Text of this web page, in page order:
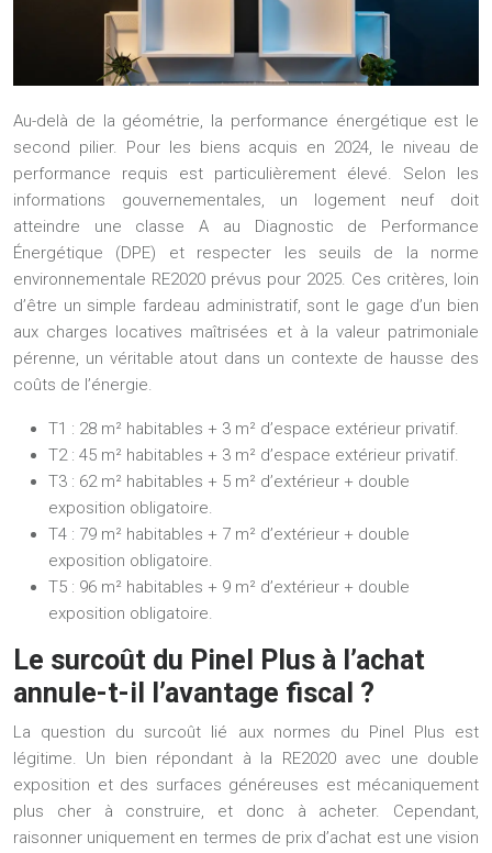
Au-delà de la géométrie, la performance énergétique est le
second pilier. Pour les biens acquis en 2024, le niveau de
performance requis est particulièrement élevé. Selon les
informations gouvernementales, un logement neuf doit
atteindre une classe A au Diagnostic de Performance
Énergétique (DPE) et respecter les seuils de la norme
environnementale RE2020 prévus pour 2025. Ces critères, loin
d’être un simple fardeau administratif, sont le gage d’un bien
aux charges locatives maîtrisées et à la valeur patrimoniale
pérenne, un véritable atout dans un contexte de hausse des
coûts de l’énergie.
T1 : 28 m² habitables + 3 m² d’espace extérieur privatif.
T2 : 45 m² habitables + 3 m² d’espace extérieur privatif.
T3 : 62 m² habitables + 5 m² d’extérieur + double
exposition obligatoire.
T4 : 79 m² habitables + 7 m² d’extérieur + double
exposition obligatoire.
T5 : 96 m² habitables + 9 m² d’extérieur + double
exposition obligatoire.
Le surcoût du Pinel Plus à l’achat
annule-t-il l’avantage fiscal ?
La question du surcoût lié aux normes du Pinel Plus est
légitime. Un bien répondant à la RE2020 avec une double
exposition et des surfaces généreuses est mécaniquement
plus cher à construire, et donc à acheter. Cependant,
raisonner uniquement en termes de prix d’achat est une vision